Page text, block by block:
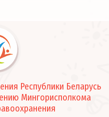
Республики Беларусь
Мингорисполкома